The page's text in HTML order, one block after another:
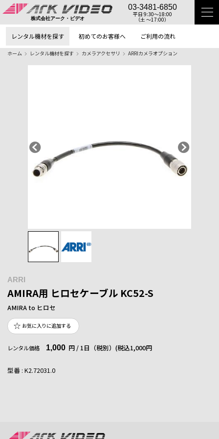
株式会社アーク・ビデオ
03-3481-6850
平日 9:30〜18:00
（土 〜17:00）
レンタル機材を探す 初めてのお客様へ ご利用の流れ
ホーム レンタル機材を探す カメラアクセサリ ARRIカメラオプション
ARRI
AMIRA用 ヒロセケーブル KC52-S
AMIRA to ヒロセ
お気に入りに追加する
レンタル価格 1,000 円 / 1日（税別） (税込1,000円
型番 : K2.72031.0